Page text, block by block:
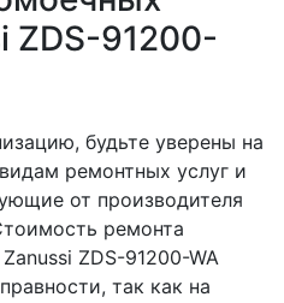
ZDS-91200-
будьте уверены на
ремонтных услуг и
от производителя
ремонта
ZDS-91200-WA
так как на